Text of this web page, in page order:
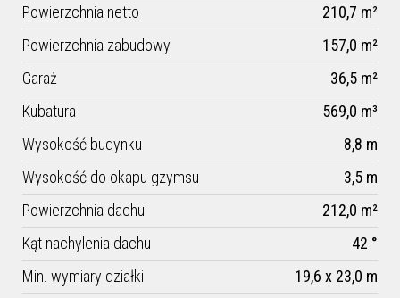
Powierzchnia netto
210,7 m²
Powierzchnia zabudowy
157,0 m²
Garaż
36,5 m²
Kubatura
569,0 m³
Wysokość budynku
8,8 m
Wysokość do okapu gzymsu
3,5 m
Powierzchnia dachu
212,0 m²
Kąt nachylenia dachu
42 °
Min. wymiary działki
19,6 x 23,0 m